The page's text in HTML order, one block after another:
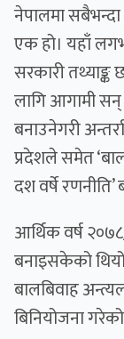
नेपालमा
एक हो। यहाँ
सरकारी तथ्याङ्क
लागि आगामी सन्
बनाउनेगरी
प्रदेशले समेत
दश वर्षे
आर्थिक वर्ष
बनाइसकेको
बालबिवाह
बिनियोजना